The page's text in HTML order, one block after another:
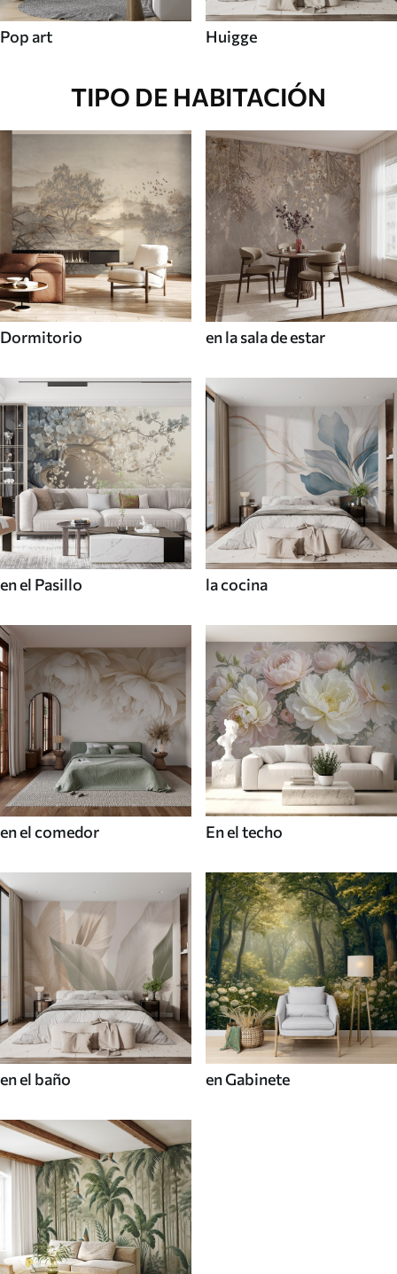
Pop art Huigge
TIPO DE HABITACIÓN
Dormitorio en la sala de estar
en el Pasillo la cocina
en el comedor En el techo
en el baño en Gabinete